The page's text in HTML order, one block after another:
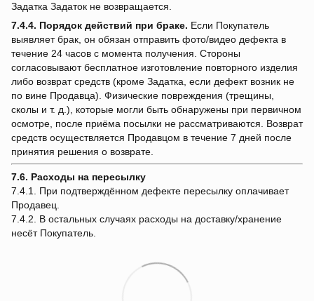
Задатка Задаток не возвращается.
7.4.4. Порядок действий при браке. Если Покупатель
выявляет брак, он обязан отправить фото/видео дефекта в
течение 24 часов с момента получения. Стороны
согласовывают бесплатное изготовление повторного изделия
либо возврат средств (кроме Задатка, если дефект возник не
по вине Продавца). Физические повреждения (трещины,
сколы и т. д.), которые могли быть обнаружены при первичном
осмотре, после приёма посылки не рассматриваются. Возврат
средств осуществляется Продавцом в течение 7 дней после
принятия решения о возврате.
7.6. Расходы на пересылку
7.4.1. При подтверждённом дефекте пересылку оплачивает
Продавец.
7.4.2. В остальных случаях расходы на доставку/хранение
несёт Покупатель.